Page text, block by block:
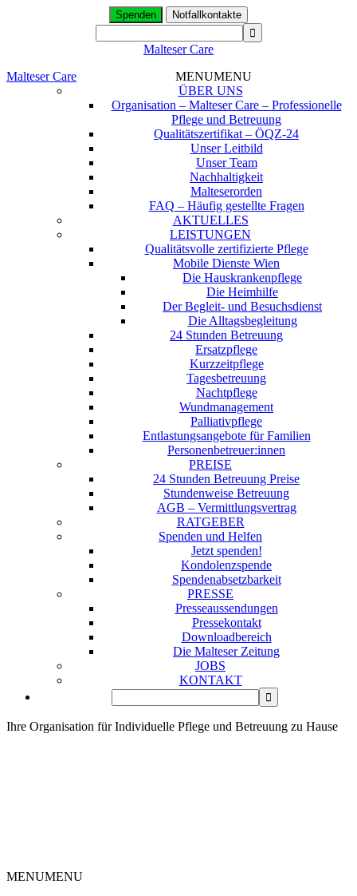
Spenden Notfallkontakte
Malteser Care
Malteser Care
MENUMENU
ÜBER UNS
Organisation – Malteser Care – Professionelle
Pflege und Betreuung
Qualitätszertifikat – ÖQZ-24
Unser Leitbild
Unser Team
Nachhaltigkeit
Malteserorden
FAQ – Häufig gestellte Fragen
AKTUELLES
LEISTUNGEN
Qualitätsvolle zertifizierte Pflege
Mobile Dienste Wien
Die Hauskrankenpflege
Die Heimhilfe
Der Begleit- und Besuchsdienst
Die Alltagsbegleitung
24 Stunden Betreuung
Ersatzpflege
Kurzzeitpflege
Tagesbetreuung
Nachtpflege
Wundmanagement
Palliativpflege
Entlastungsangebote für Familien
Personenbetreuer:innen
PREISE
24 Stunden Betreuung Preise
Stundenweise Betreuung
AGB – Vermittlungsvertrag
RATGEBER
Spenden und Helfen
Jetzt spenden!
Kondolenzspende
Spendenabsetzbarkeit
PRESSE
Presseaussendungen
Pressekontakt
Downloadbereich
Die Malteser Zeitung
JOBS
KONTAKT
Ihre Organisation für Individuelle Pflege und Betreuung zu Hause
MENUMENU